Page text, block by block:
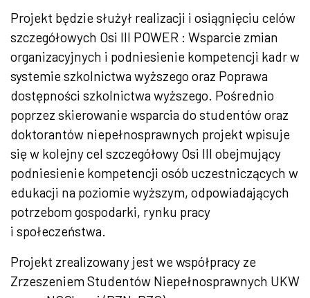
Projekt będzie służył realizacji i osiągnięciu celów
szczegółowych Osi III POWER : Wsparcie zmian
organizacyjnych i podniesienie kompetencji kadr w
systemie szkolnictwa wyższego oraz Poprawa
dostępności szkolnictwa wyższego. Pośrednio
poprzez skierowanie wsparcia do studentów oraz
doktorantów niepełnosprawnych projekt wpisuje
się w kolejny cel szczegółowy Osi III obejmujący
podniesienie kompetencji osób uczestniczących w
edukacji na poziomie wyższym, odpowiadających
potrzebom gospodarki, rynku pracy
i społeczeństwa.
Projekt zrealizowany jest we współpracy ze
Zrzeszeniem Studentów Niepełnosprawnych UKW